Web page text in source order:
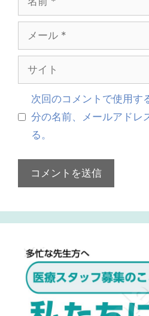
前
ー
イ
次回のコメントで使用す
分の名前、メールアドレ
る。